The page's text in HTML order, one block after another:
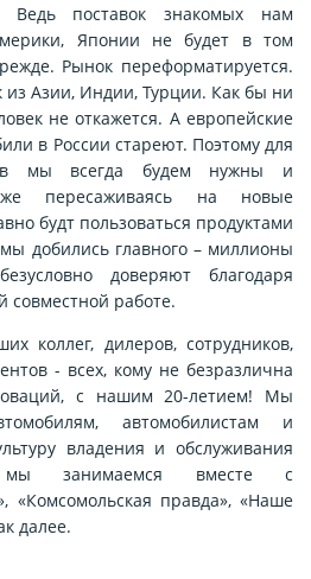
Ведь поставок знакомых нам
Японии не будет в том
Рынок переформатируется.
Азии, Индии, Турции. Как бы ни
не откажется. А европейские
в России стареют. Поэтому для
мы всегда будем нужны и
пересаживаясь на новые
будт пользоваться продуктами
добились главного – миллионы
доверяют благодаря
работе.
коллег, дилеров, сотрудников,
- всех, кому не безразлична
с нашим 20-летием! Мы
автомобилистам и
владения и обслуживания
мы занимаемся вместе с
«Комсомольская правда», «Наше
далее.